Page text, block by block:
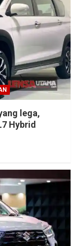
lega,
Hybrid